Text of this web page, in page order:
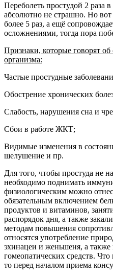
Переболеть простудой 2 раза
абсолютно не страшно. Но вот
более 5 раз, а ещё
осложнениями, тогда пора
Признаки, которые говорят
организма:
Частые простудные
Обострение хронических
Слабость, нарушения сна и
Сбои в работе ЖКТ;
Видимые изменения в
шелушение и пр.
Для того, чтобы простуда не
необходимо поднимать
физиологическим можно
обязательным включением
продуктов и витаминов,
распорядок дня, а также
методам повышения
относятся употребление
эхинацеи и женьшеня, а также
гомеопатических средств.
то перед началом приема